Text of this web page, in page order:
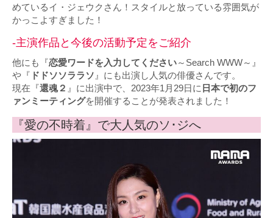
めているイ・ジェウクさん！スタイルと放っている雰囲気が
かっこよすぎました！
-主演作品と今後の活動予定をご紹介
他にも『恋愛ワードを入力してください～Search WWW～』
や『 ドドソソララソ 』にも出演し人気の俳優さんです。
現在『還魂２ 』に出演中で、2023年1月29日に 日本で初のフ
ァンミーティングを開催することが発表されました！
『愛の不時着』で大人気のソ･ジへ